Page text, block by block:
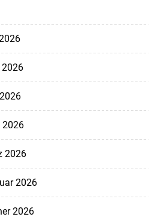
2026
2026
2026
2026